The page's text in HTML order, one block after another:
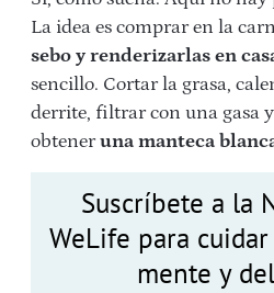
La idea es comprar en la
sebo y renderizarlas en
sencillo. Cortar la grasa,
derrite, filtrar con una gasa
obteneruna manteca
Suscríbete a la
WeLife para
mente y